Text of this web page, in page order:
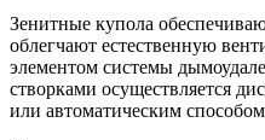
Зенитные купола
облегчают естественную
элементом системы
створками осуществляется
или автоматическим